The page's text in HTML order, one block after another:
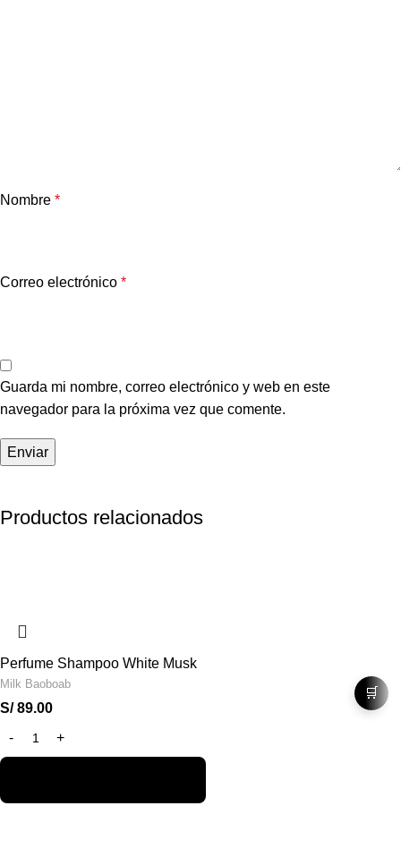
Nombre *
Correo electrónico *
Guarda mi nombre, correo electrónico y web en este
navegador para la próxima vez que comente.
Productos relacionados
Perfume Shampoo White Musk
Milk Baoboab
S/89.00
🛒